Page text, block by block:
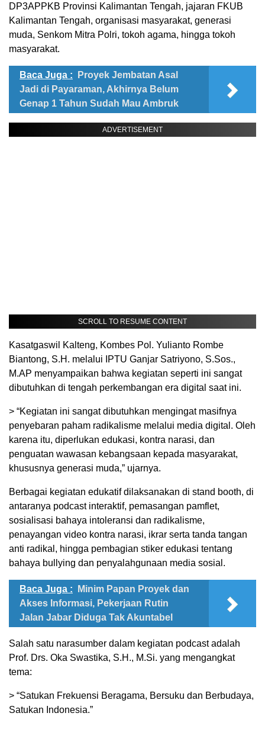
DP3APPKB Provinsi Kalimantan Tengah, jajaran FKUB
Kalimantan Tengah, organisasi masyarakat, generasi
muda, Senkom Mitra Polri, tokoh agama, hingga tokoh
masyarakat.
Baca Juga :
Proyek Jembatan Asal
Jadi di Payaraman, Akhirnya Belum
Genap 1 Tahun Sudah Mau Ambruk
ADVERTISEMENT
SCROLL TO RESUME CONTENT
Kasatgaswil Kalteng, Kombes Pol. Yulianto Rombe
Biantong, S.H. melalui IPTU Ganjar Satriyono, S.Sos.,
M.AP menyampaikan bahwa kegiatan seperti ini sangat
dibutuhkan di tengah perkembangan era digital saat ini.
> “Kegiatan ini sangat dibutuhkan mengingat masifnya
penyebaran paham radikalisme melalui media digital. Oleh
karena itu, diperlukan edukasi, kontra narasi, dan
penguatan wawasan kebangsaan kepada masyarakat,
khususnya generasi muda,” ujarnya.
Berbagai kegiatan edukatif dilaksanakan di stand booth, di
antaranya podcast interaktif, pemasangan pamflet,
sosialisasi bahaya intoleransi dan radikalisme,
penayangan video kontra narasi, ikrar serta tanda tangan
anti radikal, hingga pembagian stiker edukasi tentang
bahaya bullying dan penyalahgunaan media sosial.
Baca Juga :
Minim Papan Proyek dan
Akses Informasi, Pekerjaan Rutin
Jalan Jabar Diduga Tak Akuntabel
Salah satu narasumber dalam kegiatan podcast adalah
Prof. Drs. Oka Swastika, S.H., M.Si. yang mengangkat
tema:
> “Satukan Frekuensi Beragama, Bersuku dan Berbudaya,
Satukan Indonesia.”